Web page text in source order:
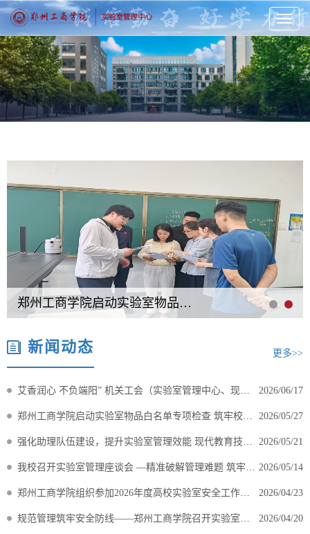
Toggle
郑州工商学院启动实验室物品白名单专项检查 筑牢校园安全防线
新闻动态 更多>>
2026/06/17
艾香润心 不负端阳” 机关工会（实验室管理中心、现代教育技术中
2026/05/27
郑州工商学院启动实验室物品白名单专项检查 筑牢校园安全防线
2026/05/21
强化助理队伍建设，提升实验室管理效能 现代教育技术中心、实验
2026/05/14
我校召开实验室管理座谈会 —精准破解管理难题 筑牢安全防线
2026/04/23
郑州工商学院组织参加2026年度高校实验室安全工作培训会
2026/04/20
规范管理筑牢安全防线——郑州工商学院召开实验室管理工作例会